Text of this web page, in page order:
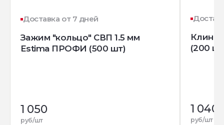
Доставка от 7 дней
Зажим "кольцо" СВП 1.5 мм
Estima ПРОФИ (500 шт)
1 050
руб/шт
Клин
(200
1 040
руб/шт